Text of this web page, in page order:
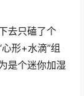
去只磕了个
形+水滴”组
是个迷你加湿